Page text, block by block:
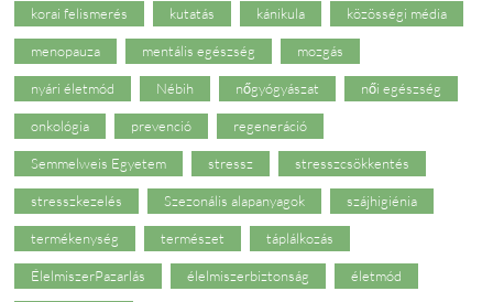
korai felismerés kutatás kánikula közösségi média
menopauza mentális egészség mozgás
nyári életmód Nébih nőgyógyászat női egészség
onkológia prevenció regeneráció
Semmelweis Egyetem stressz stresszcsökkentés
stresszkezelés Szezonális alapanyagok szájhigiénia
termékenység természet táplálkozás
ÉlelmiszerPazarlás élelmiszerbiztonság életmód